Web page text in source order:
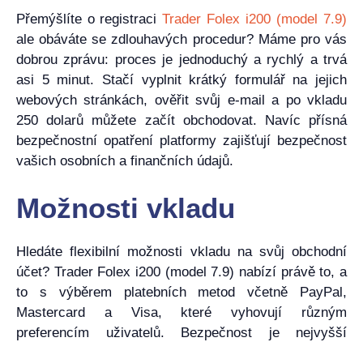
Přemýšlíte o registraci Trader Folex i200 (model 7.9)
ale obáváte se zdlouhavých procedur? Máme pro vás
dobrou zprávu: proces je jednoduchý a rychlý a trvá
asi 5 minut. Stačí vyplnit krátký formulář na jejich
webových stránkách, ověřit svůj e-mail a po vkladu
250 dolarů můžete začít obchodovat. Navíc přísná
bezpečnostní opatření platformy zajišťují bezpečnost
vašich osobních a finančních údajů.
Možnosti vkladu
Hledáte flexibilní možnosti vkladu na svůj obchodní
účet? Trader Folex i200 (model 7.9) nabízí právě to, a
to s výběrem platebních metod včetně PayPal,
Mastercard a Visa, které vyhovují různým
preferencím uživatelů. Bezpečnost je nejvyšší